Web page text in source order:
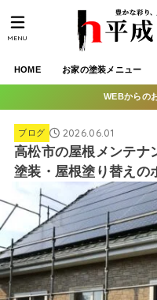
HOME お家の塗装メニュー
MENU
WEBからの
ブログ 2026.06.01
高松市の屋根メンテナ
塗装・屋根塗り替えの